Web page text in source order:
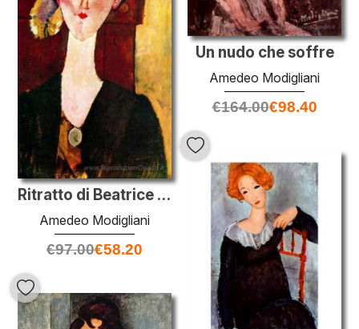
Un nudo che soffre
Amedeo Modigliani
€164.00€98.40
Ritratto di Beatrice Hastings davanti a una porta
Amedeo Modigliani
€97.00€58.20